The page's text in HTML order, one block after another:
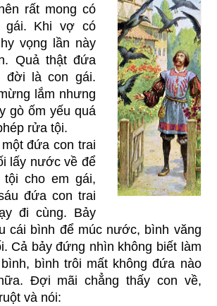
rất mong có
gái. Khi vợ có
vọng lần này
Quả thật đứa
đời là con gái.
lắm nhưng
gò ốm yếu quá
rửa tội.
đứa con trai
lấy nước về để
cho em gái,
đứa con trai
đi cùng. Bảy
cái bình để múc nước, bình văng
Cả bảy đứng nhìn không biết làm
bình trôi mất không đứa nào
Đợi mãi chẳng thấy con về,
và nói: